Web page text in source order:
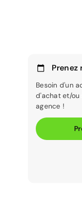
Prenez
Besoin d'un
d'achat et/ou
agence !